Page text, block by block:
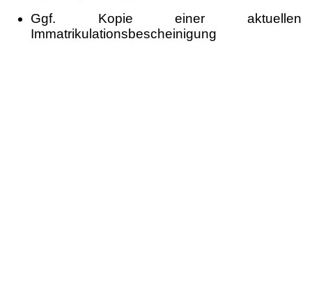
Ggf. Kopie einer aktuellen
Immatrikulationsbescheinigung